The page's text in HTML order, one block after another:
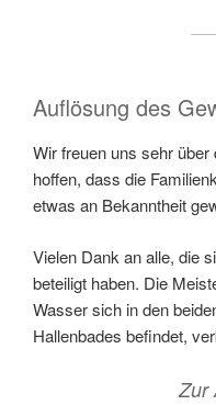
Auflösung des
Wir freuen uns sehr
hoffen, dass die
etwas an Bekanntheit
Vielen Dank an alle, die
beteiligt haben. Die
Wasser sich in den
Hallenbades befindet,
Zur